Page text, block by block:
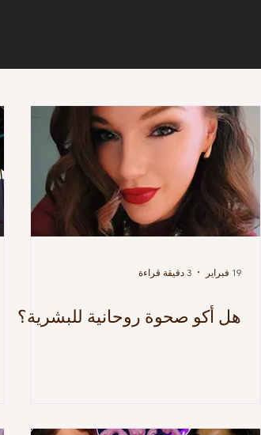
19 فبراير 3 دقيقة قراءة
هل أكو صحوة روحانية للبشرية؟